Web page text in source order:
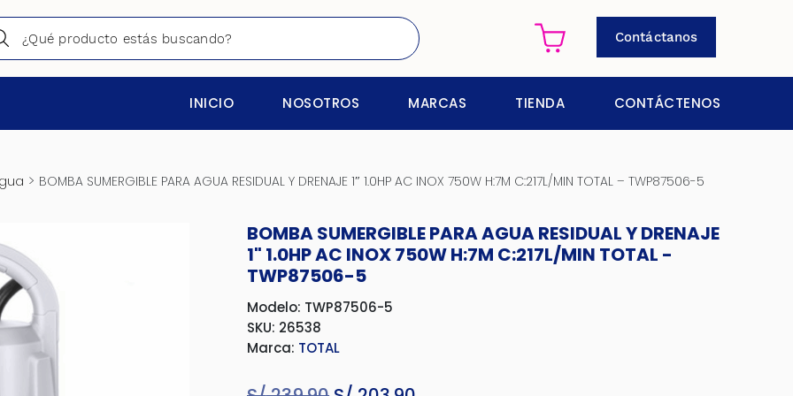
Contáctanos
INICIO NOSOTROS MARCAS TIENDA CONTÁCTENOS
> BOMBA SUMERGIBLE PARA AGUA RESIDUAL Y DRENAJE 1″ 1.0HP AC INOX 750W H:7M C:217L/MIN TOTAL – TWP87506-5
BOMBA SUMERGIBLE PARA AGUA RESIDUAL Y DRENAJE
1" 1.0HP AC INOX 750W H:7M C:217L/MIN TOTAL -
TWP87506-5
Modelo: TWP87506-5
SKU: 26538
Marca: TOTAL